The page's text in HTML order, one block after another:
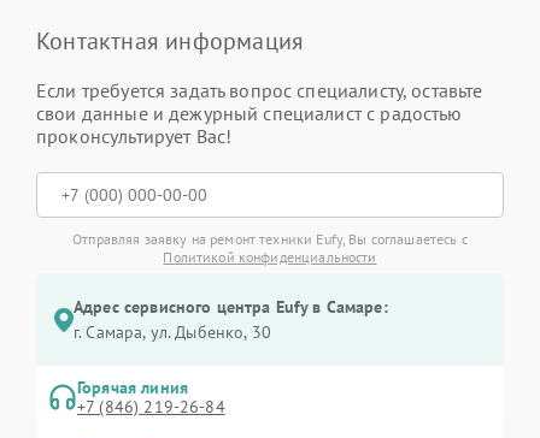
Контактная информация
Если требуется задать вопрос специалисту, оставьте
свои данные и дежурный специалист с радостью
проконсультирует Вас!
Отправляя заявку на ремонт техники Eufy, Вы соглашаетесь с
Политикой конфиденциальности
Адрес сервисного центра Eufy в Самаре:
г. Самара, ул. Дыбенко, 30
Горячая линия
+7 (846) 219-26-84